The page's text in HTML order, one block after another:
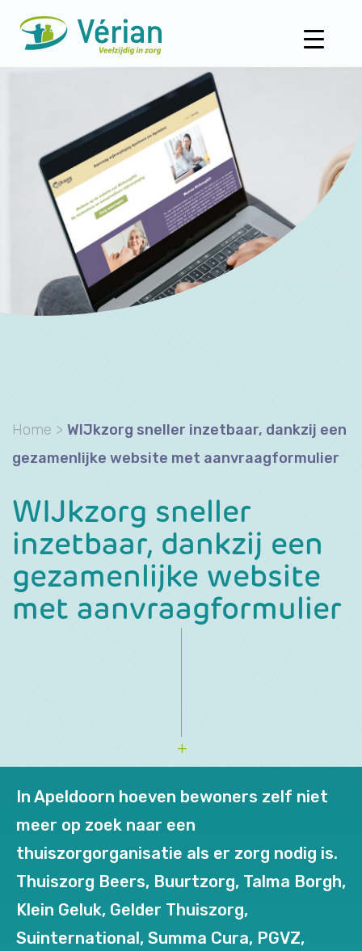
Home > WIJkzorg sneller inzetbaar, dankzij een
gezamenlijke website met aanvraagformulier
WIJkzorg sneller
inzetbaar, dankzij een
gezamenlijke website
met aanvraagformulier
In Apeldoorn hoeven bewoners zelf niet
meer op zoek naar een
thuiszorgorganisatie als er zorg nodig is.
Thuiszorg Beers, Buurtzorg, Talma Borgh,
Klein Geluk, Gelder Thuiszorg,
Suinternational, Summa Cura, PGVZ,